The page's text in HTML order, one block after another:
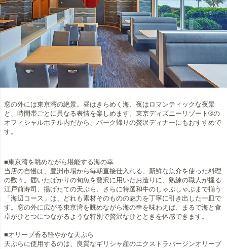
窓の外には東京湾の絶景。昼はきらめく海、夜はロマンティックな夜景
と、時間帯ごとに異なる表情を楽しめます。東京ディズニーリゾート®の
オフィシャルホテル内だから、パーク帰りの贅沢ディナーにもおすすめで
す。
■東京湾を眺めながら堪能する海の幸
当店の自慢は、豊洲市場から毎朝直接仕入れる、新鮮な魚介を使った料理
の数々。届いたばかりの旬魚を贅沢に用いたお造りに、熟練の職人が握る
江戸前寿司、揚げたての天ぷら、さらに特選和牛のしゃぶしゃぶまで揃う
「海辺コース」は、どれも素材そのものの魅力を丁寧に引き出した一皿で
す。窓の外に広がる東京湾を眺めながら海の幸を味わえば、まるで海と食
卓がひとつにつながるような特別で贅沢なひとときを体感できます。
■オリーブ香る軽やかな天ぷら
天ぷらに使用するのは、良質なギリシャ産のエクストラバージンオリーブ